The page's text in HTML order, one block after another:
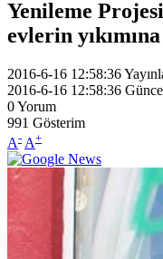
Yenileme
evlerin
2016-6-16 12:58:36
2016-6-16 12:58:36
0Yorum
991 Gösterim
A- A+